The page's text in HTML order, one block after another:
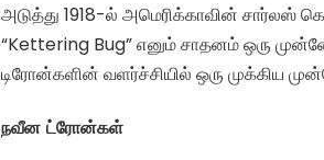
அடுத்து 1918-ல் அமெரிக்காவின் சார்லஸ்
“Kettering Bug” எனும் சாதனம் ஒரு
டிரோன்களின் வளர்ச்சியில் ஒரு முக்கிய
நவீன ட்ரோன்கள்